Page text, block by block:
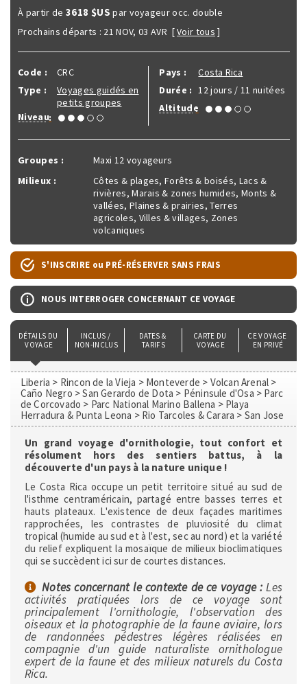
À partir de 3618 $US par voyageur occ. double
Prochains départs : 21 NOV, 03 AVR [Voir tous ]
Code :
CRC
Type :
Voyages guidés en
petits groupes
Niveau:
Pays :
Costa Rica
Durée :
12 jours / 11 nuitées
Altitude:
Groupes :
Maxi 12 voyageurs
Milieux :
Côtes & plages, Forêts & boisés, Lacs &
rivières, Marais & zones humides, Monts &
vallées, Plaines & prairies, Terres
agricoles, Villes & villages, Zones
volcaniques
S'INSCRIRE ou PRÉ-RÉSERVER SANS FRAIS
NOUS INTERROGER CONCERNANT CE VOYAGE
DÉTAILS DU
VOYAGE
INCLUS /
NON-INCLUS
DATES &
TARIFS
CARTE DU
VOYAGE
CE VOYAGE
EN PRIVÉ
Liberia > Rincon de la Vieja > Monteverde > Volcan Arenal >
Caño Negro > San Gerardo de Dota > Péninsule d'Osa > Parc
de Corcovado > Parc National Marino Ballena > Playa
Herradura & Punta Leona > Rio Tarcoles & Carara > San Jose
Un grand voyage d'ornithologie, tout confort et
résolument hors des sentiers battus, à la
découverte d'un pays à la nature unique !
Le Costa Rica occupe un petit territoire situé au sud de
l'isthme centraméricain, partagé entre basses terres et
hauts plateaux. L'existence de deux façades maritimes
rapprochées, les contrastes de pluviosité du climat
tropical (humide au sud et à l'est, sec au nord) et la variété
du relief expliquent la mosaïque de milieux bioclimatiques
qui se succèdent ici sur de courtes distances.
Notes concernant le contexte de ce voyage :Les
activités pratiquées lors de ce voyage sont
principalement l'ornithologie, l'observation des
oiseaux et la photographie de la faune aviaire, lors
de randonnées pédestres légères réalisées en
compagnie d'un guide naturaliste ornithologue
expert de la faune et des milieux naturels du Costa
Rica.